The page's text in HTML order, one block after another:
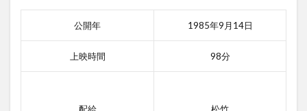
公開年 1985年9月14日
上映時間 98分